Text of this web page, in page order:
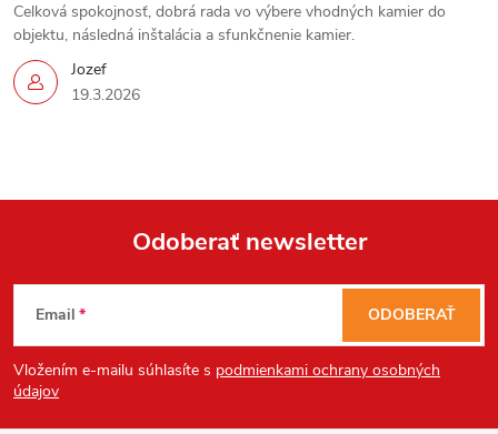
Jozef
19.3.2026
Celková spokojnosť, dobrá rada vo výbere vhodných kamier do
objektu, následná inštalácia a sfunkčnenie kamier.
Z
á
p
Odoberať newsletter
Email
Vložením e-mailu súhlasíte s podmienkami ochrany osobných
údajov
ODOBERAŤ